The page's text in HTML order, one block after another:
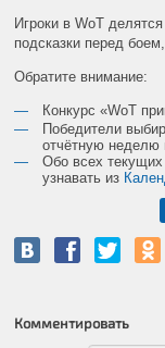
Игроки в WoT
подсказки перед
Обратите внимание:
Конкурс «WoT
Победители
отчётную неделю
Обо всех
узнавать из
Комментировать